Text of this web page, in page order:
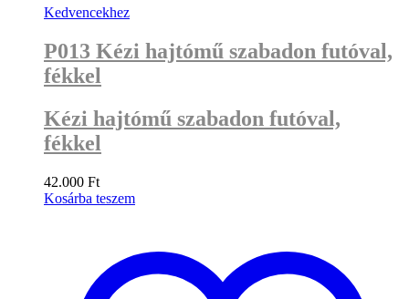
Kedvencekhez
P013 Kézi hajtómű szabadon futóval,
fékkel
Kézi hajtómű szabadon futóval,
fékkel
42.000 Ft
Kosárba teszem